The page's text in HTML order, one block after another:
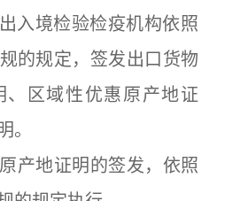
境检验检疫机构依照
的规定，签发出口货物
、区域性优惠原产地证
。
地证明的签发，依照